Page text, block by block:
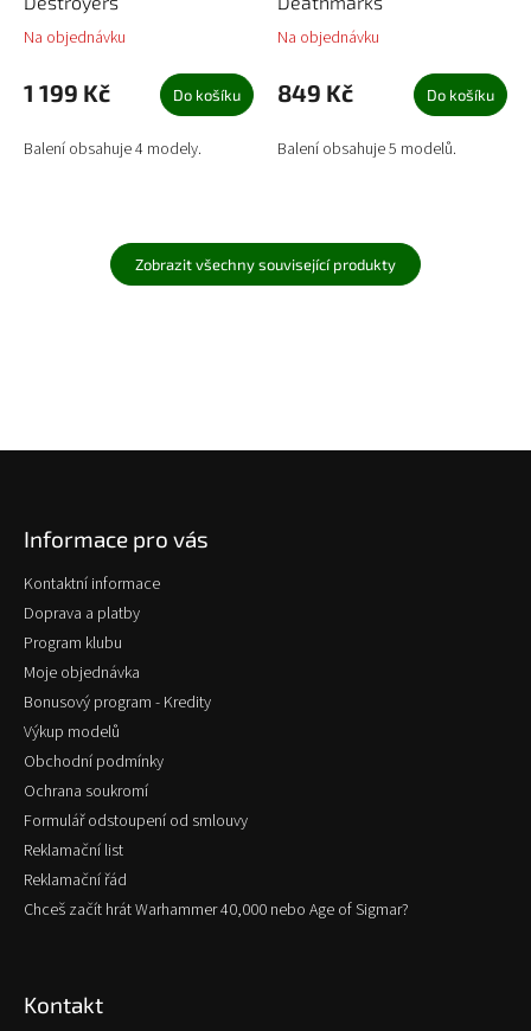
Na objednávku
1 199 Kč Do košíku
Balení obsahuje 4 modely.
Na objednávku
849 Kč Do košíku
Balení obsahuje 5 modelů.
Zobrazit všechny související produkty
Informace pro vás
Kontaktní informace
Doprava a platby
Program klubu
Moje objednávka
Bonusový program - Kredity
Výkup modelů
Obchodní podmínky
Ochrana soukromí
Formulář odstoupení od smlouvy
Reklamační list
Reklamační řád
Chceš začít hrát Warhammer 40,000 nebo Age of Sigmar?
Kontakt